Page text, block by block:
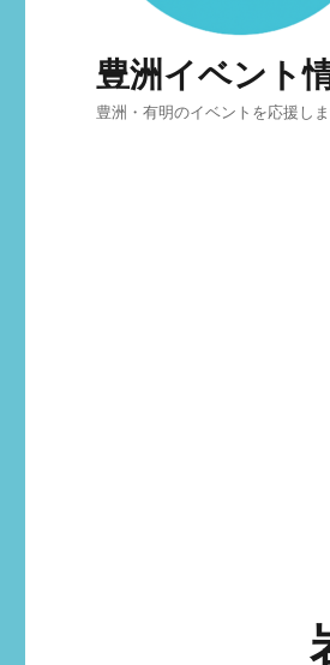
豊洲イベント
豊洲・有明のイベントを応援しま